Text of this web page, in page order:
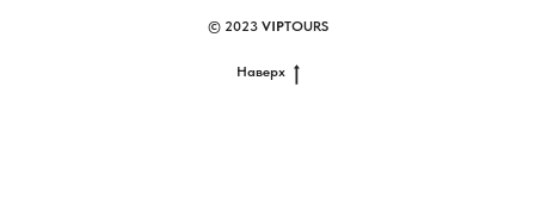
© 2023 VIPTOURS
Наверх